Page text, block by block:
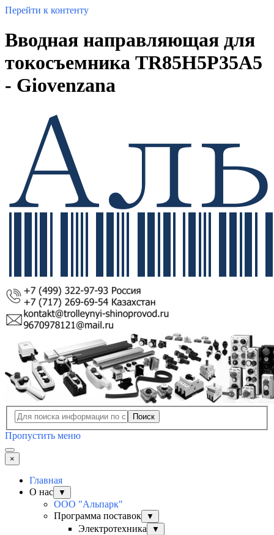
Перейти к контенту
Вводная направляющая для
токосъемника TR85H5P35A5
- Giovenzana
Поиск
Пропустить меню
×
Главная
О нас
▼
ООО "Альпарк"
Программа поставок
▼
Электротехника ▼